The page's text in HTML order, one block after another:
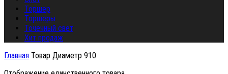
Торшер
Торшеры
Точечный свет
Хит продаж
Главная Товар Диаметр 910